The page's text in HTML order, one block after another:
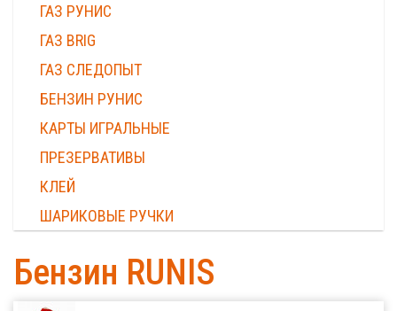
ГАЗ РУНИС
ГАЗ BRIG
ГАЗ СЛЕДОПЫТ
БЕНЗИН РУНИС
КАРТЫ ИГРАЛЬНЫЕ
ПРЕЗЕРВАТИВЫ
КЛЕЙ
ШАРИКОВЫЕ РУЧКИ
Бензин RUNIS